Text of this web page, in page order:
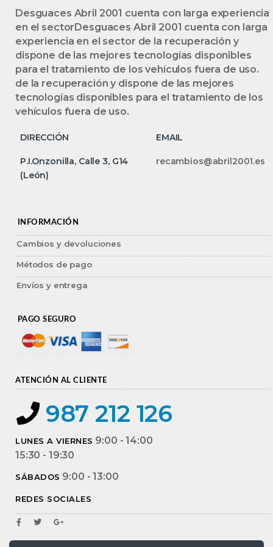
Desguaces Abril 2001 cuenta con larga experiencia
en el sectorDesguaces Abril 2001 cuenta con larga
experiencia en el sector de la recuperación y
dispone de las mejores tecnologías disponibles
para el tratamiento de los vehículos fuera de uso.
de la recuperación y dispone de las mejores
tecnologías disponibles para el tratamiento de los
vehículos fuera de uso.
DIRECCIÓN EMAIL
P.I.Onzonilla, Calle 3, G14
(León)
recambios@abril2001.es
INFORMACIÓN
Cambios y devoluciones
Métodos de pago
Envíos y entrega
PAGO SEGURO
ATENCIÓN AL CLIENTE
987 212 126
LUNES A VIERNES 9:00 - 14:00
15:30 - 19:30
SÁBADOS 9:00 - 13:00
REDES SOCIALES